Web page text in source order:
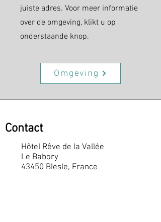
juiste adres. Voor meer informatie
over de omgeving, klikt u op
onderstaande knop.
Omgeving
Contact
Hôtel Rêve de la Vallée
Le Babory
43450 Blesle, France